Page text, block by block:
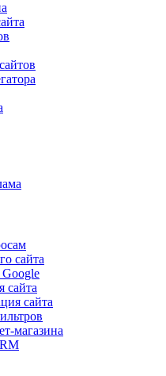
сайта
сайта
сайта
магазина